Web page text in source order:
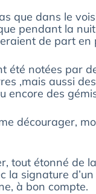
que dans le
pendant la
de part
été notées par
,mais aussi
encore des
décourager,
tout étonné de
la signature
à bon compte.